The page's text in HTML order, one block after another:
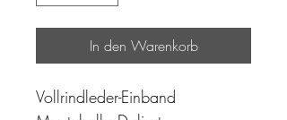
In den Warenkorb
Vollrindleder-Einband